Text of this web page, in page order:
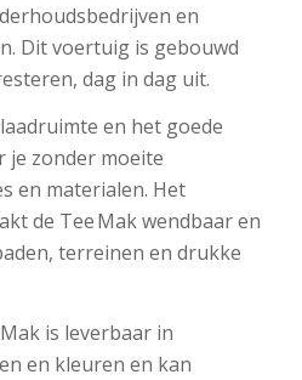
en
Dit voertuig is gebouwd
dag in dag uit.
en het goede
je zonder moeite
en materialen. Het
de Tee Mak wendbaar en
terreinen en drukke
is leverbaar in
en kleuren en kan